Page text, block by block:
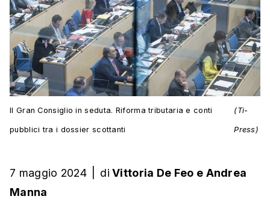
Il Gran Consiglio in seduta. Riforma tributaria e conti
pubblici tra i dossier scottanti
(Ti-
Press)
7 maggio 2024 di Vittoria De Feo e Andrea
Manna